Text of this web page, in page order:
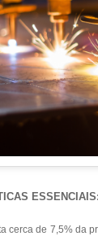
cerca de 7,5% da